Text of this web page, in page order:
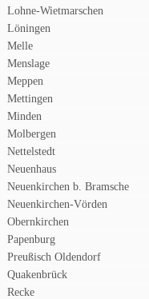
Lohne-Wietmarschen
Löningen
Melle
Menslage
Meppen
Mettingen
Minden
Molbergen
Nettelstedt
Neuenhaus
Neuenkirchen b. Bramsche
Neuenkirchen-Vörden
Obernkirchen
Papenburg
Preußisch Oldendorf
Quakenbrück
Recke